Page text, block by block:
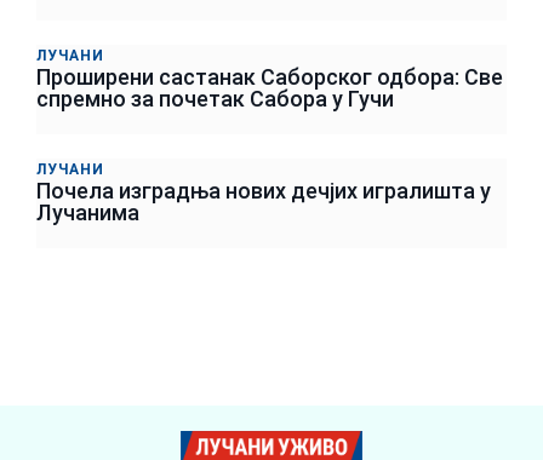
ЛУЧАНИ
Проширени састанак Саборског одбора: Све
спремно за почетак Сабора у Гучи
ЛУЧАНИ
Почела изградња нових дечјих игралишта у
Лучанима